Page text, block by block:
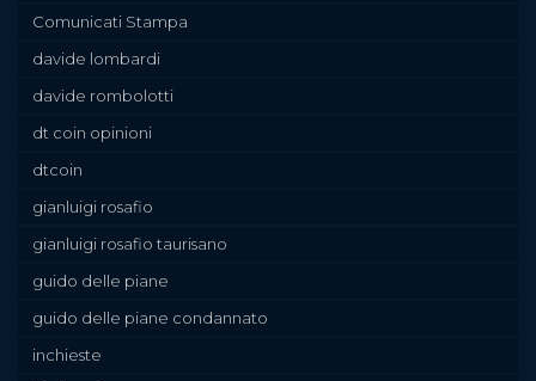
Comunicati Stampa
davide lombardi
davide rombolotti
dt coin opinioni
dtcoin
gianluigi rosafio
gianluigi rosafio taurisano
guido delle piane
guido delle piane condannato
inchieste